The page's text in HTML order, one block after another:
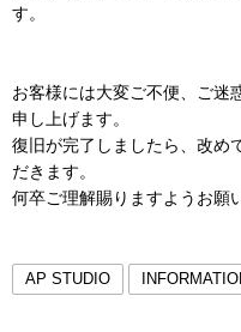
す。
お客様には大変ご不便、ご迷
申し上げます。
復旧が完了しましたら、改め
だきます。
何卒ご理解賜りますようお願
AP STUDIO